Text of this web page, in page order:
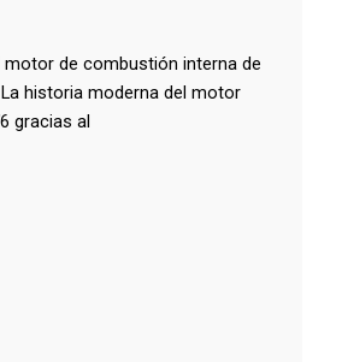
motor de combustión interna de
historia moderna del motor
gracias al